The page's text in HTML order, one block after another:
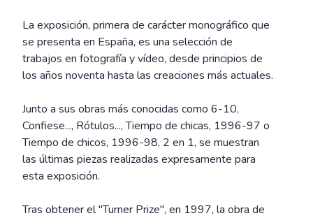
La exposición, primera de carácter monográfico que
se presenta en España, es una selección de
trabajos en fotografía y vídeo, desde principios de
los años noventa hasta las creaciones más actuales.
Junto a sus obras más conocidas como 6-10,
Confiese..., Rótulos..., Tiempo de chicas, 1996-97 o
Tiempo de chicos, 1996-98, 2 en 1, se muestran
las últimas piezas realizadas expresamente para
esta exposición.
Tras obtener el "Turner Prize", en 1997, la obra de